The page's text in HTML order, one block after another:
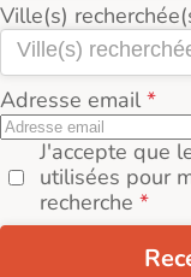
Ville(s)
Adresse email
J'accepte que
utilisées pour
recherche